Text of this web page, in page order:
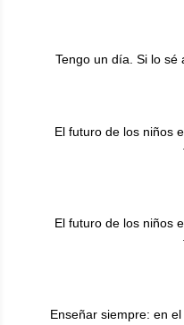
Tengo un día. Si lo sé
El futuro de los niños
El futuro de los niños
Enseñar siempre: en